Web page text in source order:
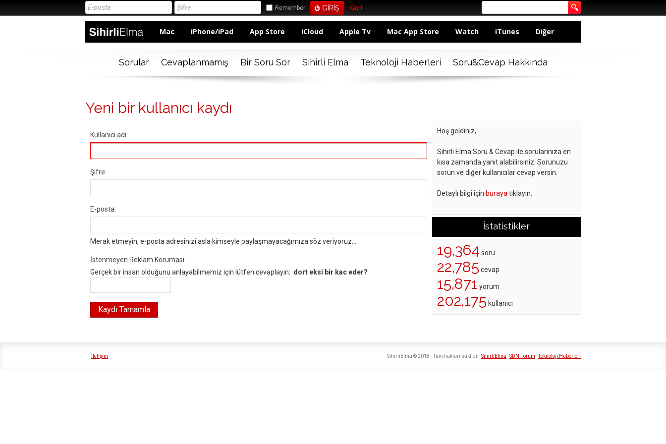
Remember Kayıt
Mac iPhone/iPad App Store iCloud Apple Tv Mac App Store Watch iTunes Diğer
Sorular Cevaplanmamış Bir Soru Sor Sihirli Elma Teknoloji Haberleri Soru&Cevap Hakkında
Yeni bir kullanıcı kaydı
Kullanıcı adı:
Şifre:
E-posta:
Merak etmeyin, e-posta adresinizi asla kimseyle paylaşmayacağımıza söz veriyoruz...
İstenmeyen Reklam Koruması:
Gerçek bir insan olduğunu anlayabilmemiz için lütfen cevaplayın:. dort eksi bir kac eder?
Hoş geldiniz,
Sihirli Elma Soru & Cevap ile sorularınıza en
kısa zamanda yanıt alabilirsiniz. Sorunuzu
sorun ve diğer kullanıcılar cevap versin.
Detaylı bilgi için buraya tıklayın.
İstatistikler
19,364 soru
22,785 cevap
15,871 yorum
202,175 kullanıcı
İletişim SihirliElma SDN Forum Teknoloji Haberleri
SihirliElma © 2018 - Tüm hakları saklıdır